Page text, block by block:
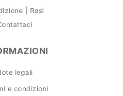
| Resi
legali
e condizioni